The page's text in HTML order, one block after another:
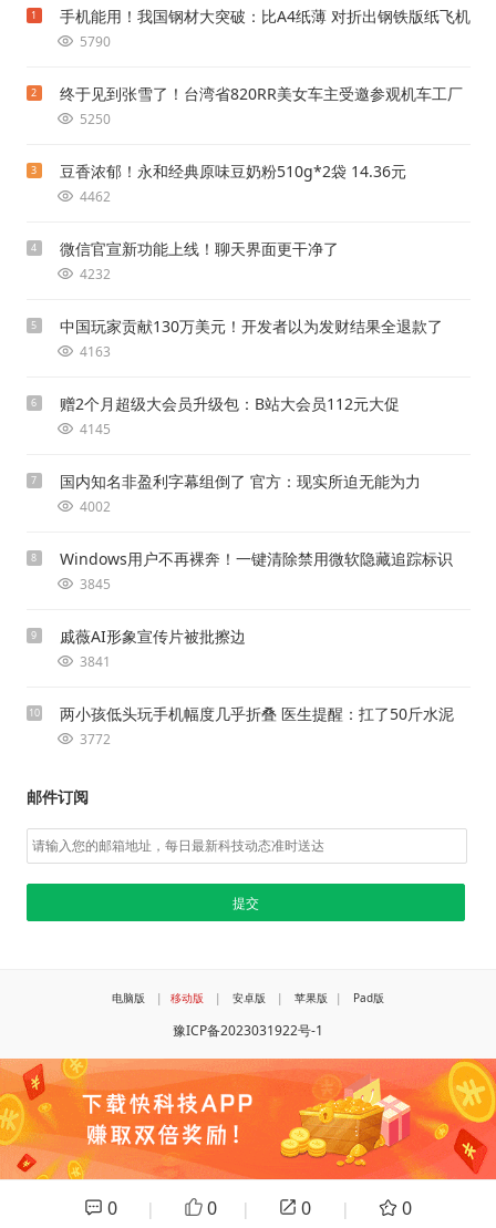
1 手机能用！我国钢材大突破：比A4纸薄 对折出钢铁版纸飞机
5790
2 终于见到张雪了！台湾省820RR美女车主受邀参观机车工厂
5250
3 豆香浓郁！永和经典原味豆奶粉510g*2袋 14.36元
4462
4 微信官宣新功能上线！聊天界面更干净了
4232
5 中国玩家贡献130万美元！开发者以为发财结果全退款了
4163
6 赠2个月超级大会员升级包：B站大会员112元大促
4145
7 国内知名非盈利字幕组倒了 官方：现实所迫无能为力
4002
8 Windows用户不再裸奔！一键清除禁用微软隐藏追踪标识
3845
9 戚薇AI形象宣传片被批擦边
3841
10 两小孩低头玩手机幅度几乎折叠 医生提醒：扛了50斤水泥
3772
邮件订阅
0 | 0 | 0 | 0
电脑版 | 移动版 | 安卓版 | 苹果版 | Pad版
豫ICP备2023031922号-1